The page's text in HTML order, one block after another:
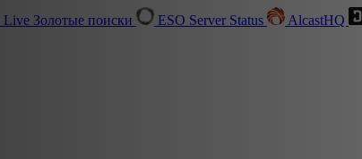
Live Золотые поиски ESO Server Status AlcastHQ